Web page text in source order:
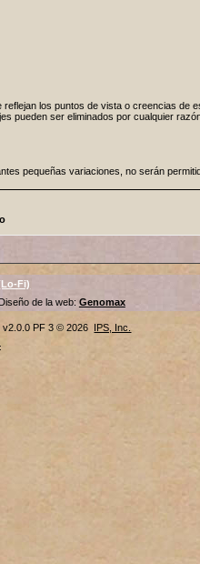
los puntos de vista o creencias de
pueden ser eliminados por cualquier
pequeñas variaciones, no serán
del administrador esta
de los foros para determinar
para estar al tanto de cualquier cambio o
y no podrán sobrepasar los 100 kb,
el incumplimiento de esta norma
Fi)
de la web: Genomax
v2.0.0 PF 3 © 2026 IPS, Inc.